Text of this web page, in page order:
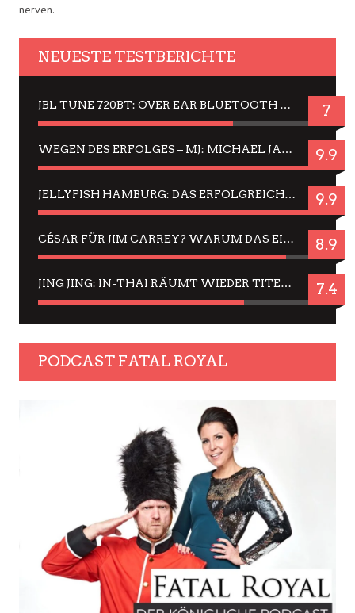
nerven.
NEUESTE TESTBERICHTE
JBL TUNE 720BT: OVER EAR BLUETOOTH KOPFHÖRER UM DIE 50,-€ IM DAUER-TEST 7
WEGEN DES ERFOLGES – MJ: MICHAEL JACKSON MUSICAL IN EINER MATINEE SEHEN 9.9
JELLYFISH HAMBURG: DAS ERFOLGREICHE SOMMER-MENÜ 2025 IN GEFÜHLEN UND BILDERN 9.9
CÉSAR FÜR JIM CARREY? WARUM DAS EINER DER NERVIGSTEN ACTORS IST UND BLEIBT 8.9
JING JING: IN-THAI RÄUMT WIEDER TITEL AB – EIN ZWEI-STUNDEN-ERLEBNISBERICHT 7.4
PODCAST FATAL ROYAL